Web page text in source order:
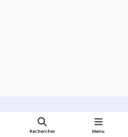
Rechercher Menu